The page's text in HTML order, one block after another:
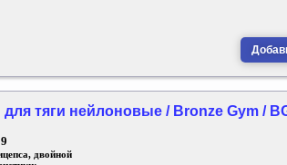
тяги нейлоновые / Bronze Gym /
двойной